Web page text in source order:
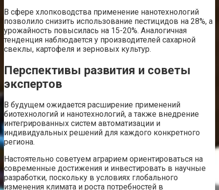
В сфере хлопководства применение нанотехнологий
позволило снизить использование пестицидов на 28%, а
урожайность повысилась на 15-20%. Аналогичная
тенденция наблюдается у производителей сахарной
свеклы, картофеля и зерновых культур.
Перспективы развития и советы
экспертов
В будущем ожидается расширение применений
биотехнологий и нанотехнологий, а также внедрение
интегрированных систем автоматизации и
индивидуальных решений для каждого конкретного
региона.
Настоятельно советуем аграрием ориентироваться на
современные достижения и инвестировать в научные
разработки, поскольку в условиях глобального
изменения климата и роста потребностей в